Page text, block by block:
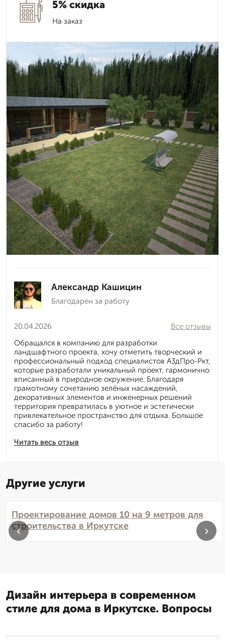
5% скидка
На заказ
Александр Кашицин
Благодарен за работу
20.04.2026
Читать весь отзыв
Все отзывы
Обращался в компанию для разработки
ландшафтного проекта, хочу отметить творческий и
профессиональный подход специалистов А3дПро-Ркт,
которые разработали уникальный проект, гармонично
вписанный в природное окружение. Благодаря
грамотному сочетанию зелёных насаждений,
декоративных элементов и инженерных решений
территория превратилась в уютное и эстетически
привлекательное пространство для отдыха. Большое
спасибо за работу!
Другие услуги
Проектирование домов 10 на 9 метров для
строительства в Иркутске
‹ ›
Дизайн интерьера в современном
стиле для дома в Иркутске. Вопросы